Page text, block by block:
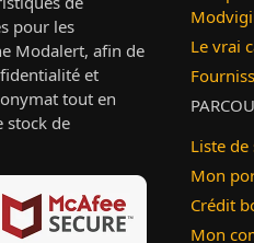
pour les
Modalert, afin de
et
tout en
stock de
Le vrai
Liste
Mon
Crédit
Mon